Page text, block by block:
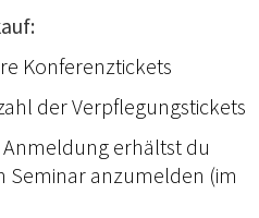
Konferenztickets
der Verpflegungstickets
erhältst du
Seminar anzumelden (im